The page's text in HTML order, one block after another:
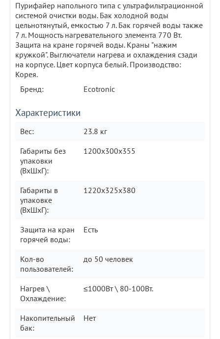
Пурифайер напольного типа с ультрафильтрационной
системой очистки воды. Бак холодной воды
цельнотянутый, емкостью 7 л. Бак горячей воды также
7 л. Мощность нагревательного элемента 770 Вт.
Защита на кране горячей воды. Краны "нажим
кружкой". Выглючатели нагрева и охлаждения сзади
на корпусе. Цвет корпуса белый. Производство:
Корея.
Бренд:
Ecotronic
Характеристики
Вес:
23.8 кг
Габариты без
упаковки
(ВxШxГ):
1200x300x355
Габариты в
упаковке
(ВxШxГ):
1220x325x380
Защита на кран
горячей воды:
Есть
Кол-во
пользователей:
до 50 человек
Нагрев \
Охлаждение:
≤1000Вт \ 80-100Вт.
Накопительный
бак:
Нет